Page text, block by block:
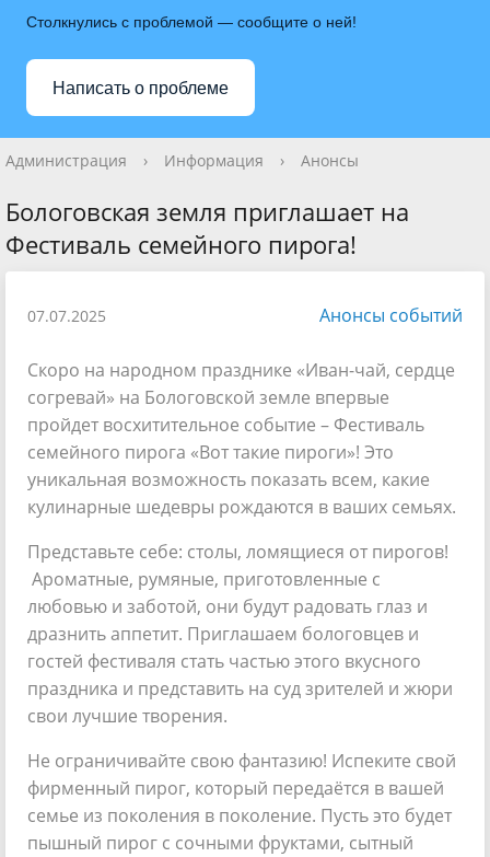
Столкнулись с проблемой — сообщите о ней!
Написать о проблеме
Администрация › Информация › Анонсы
Бологовская земля приглашает на
Фестиваль семейного пирога!
07.07.2025 Анонсы событий
Скоро на народном празднике «Иван-чай, сердце
согревай» на Бологовской земле впервые
пройдет восхитительное событие – Фестиваль
семейного пирога «Вот такие пироги»! Это
уникальная возможность показать всем, какие
кулинарные шедевры рождаются в ваших семьях.
Представьте себе: столы, ломящиеся от пирогов!
Ароматные, румяные, приготовленные с
любовью и заботой, они будут радовать глаз и
дразнить аппетит. Приглашаем бологовцев и
гостей фестиваля стать частью этого вкусного
праздника и представить на суд зрителей и жюри
свои лучшие творения.
Не ограничивайте свою фантазию! Испеките свой
фирменный пирог, который передаётся в вашей
семье из поколения в поколение. Пусть это будет
пышный пирог с сочными фруктами, сытный